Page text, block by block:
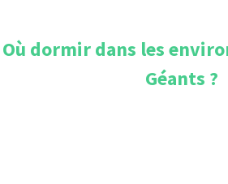
Où dormir dans les
Géants ?